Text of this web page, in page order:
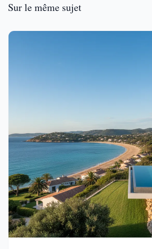
Sur le même sujet